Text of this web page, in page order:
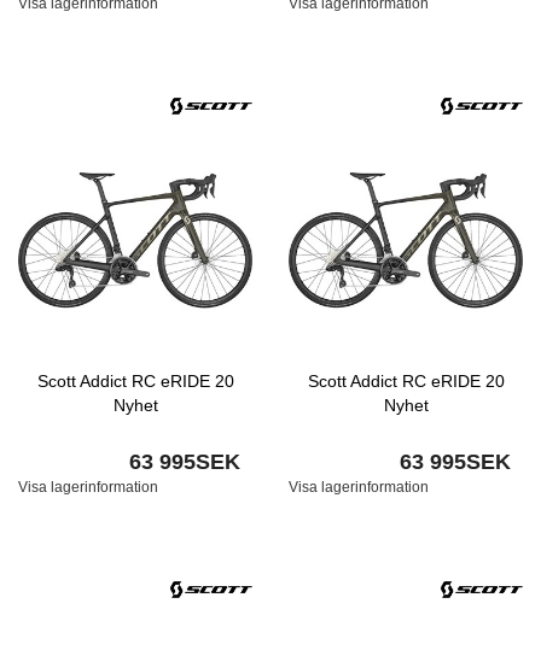
Visa lagerinformation Visa lagerinformation
Scott Addict RC eRIDE 20
Nyhet
63 995SEK
Visa lagerinformation
Scott Addict RC eRIDE 20
Nyhet
63 995SEK
Visa lagerinformation